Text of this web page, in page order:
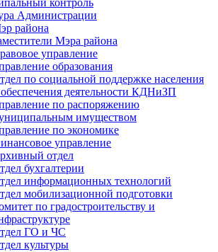
Администрации
района
Мэра района
управление
образования
по социальной поддержке населения
деятельности КДНиЗП
по распоряжению
имуществом
по экономике
управление
отдел
бухгалтерии
информационных технологий
мобилизационной подготовки
по градостроительству и
ГО и ЧС
культуры